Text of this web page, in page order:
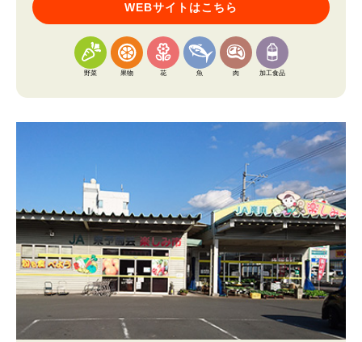
WEBサイトはこちら
野菜 果物 花 魚 肉 加工食品